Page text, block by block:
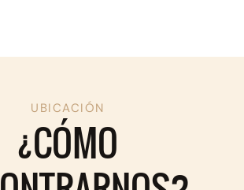
UBICACIÓN
¿CÓMO